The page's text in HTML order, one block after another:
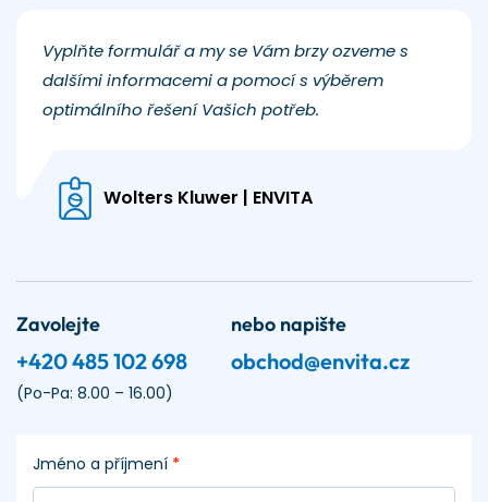
Vyplňte formulář a my se Vám brzy ozveme s
dalšími informacemi a pomocí s výběrem
optimálního řešení Vašich potřeb.
Wolters Kluwer | ENVITA
Zavolejte
+420 485 102 698
(Po-Pa: 8.00 – 16.00)
nebo napište
obchod@envita.cz
Jméno a příjmení *